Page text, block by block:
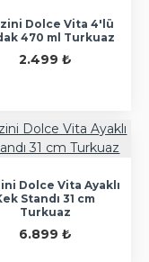
Dolce Vita 4'lü
470 ml Turkuaz
2.499 ₺
Dolce Vita Ayaklı
Standı 31 cm
Turkuaz
6.899 ₺